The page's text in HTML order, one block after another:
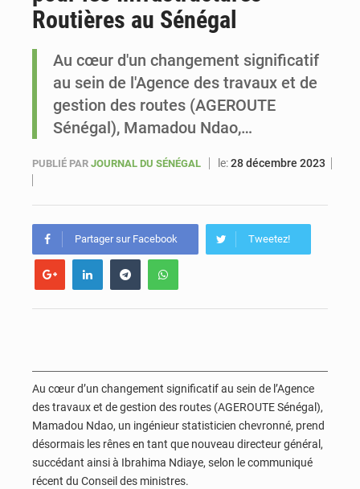
Routières au Sénégal
Au cœur d'un changement significatif
au sein de l'Agence des travaux et de
gestion des routes (AGEROUTE
Sénégal), Mamadou Ndao,…
PUBLIÉ PAR JOURNAL DU SÉNÉGAL le:28 décembre 2023
Partager sur Facebook Tweetez!
Au cœur d’un changement significatif au sein de l’Agence
des travaux et de gestion des routes (AGEROUTE Sénégal),
Mamadou Ndao, un ingénieur statisticien chevronné, prend
désormais les rênes en tant que nouveau directeur général,
succédant ainsi à Ibrahima Ndiaye, selon le communiqué
récent du Conseil des ministres.